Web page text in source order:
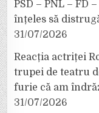
PSD – PNL – FD
înțeles să
31/07/2026
Reacția actriței
trupei de teatru
furie că am
31/07/2026